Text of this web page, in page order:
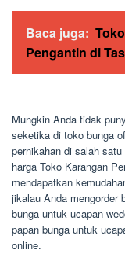
Baca juga:
Pengantin di
Mungkin Anda tidak
seketika di toko bunga
pernikahan di salah
harga Toko Karangan
mendapatkan
jikalau Anda mengorder
bunga untuk ucapan
papan bunga untuk
online.